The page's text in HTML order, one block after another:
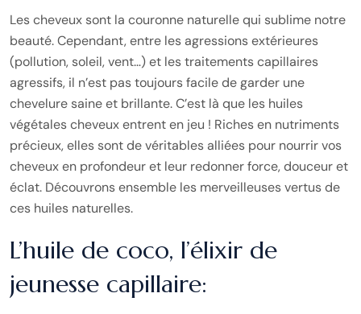
Les cheveux sont la couronne naturelle qui sublime notre
beauté. Cependant, entre les agressions extérieures
(pollution, soleil, vent…) et les traitements capillaires
agressifs, il n’est pas toujours facile de garder une
chevelure saine et brillante. C’est là que les huiles
végétales cheveux entrent en jeu ! Riches en nutriments
précieux, elles sont de véritables alliées pour nourrir vos
cheveux en profondeur et leur redonner force, douceur et
éclat. Découvrons ensemble les merveilleuses vertus de
ces huiles naturelles.
L’huile de coco, l’élixir de
jeunesse capillaire: